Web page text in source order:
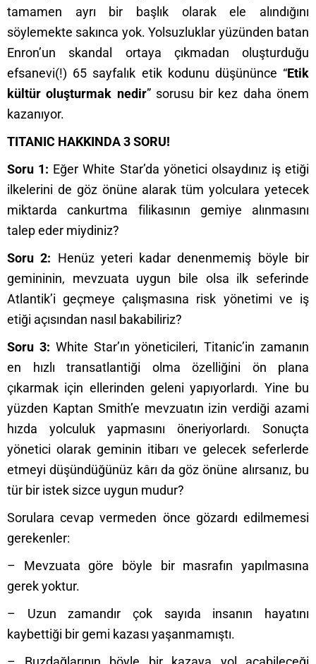
tamamen ayrı bir başlık olarak ele alındığını
söylemekte sakınca yok. Yolsuzluklar yüzünden batan
Enron’un skandal ortaya çıkmadan oluşturduğu
efsanevi(!) 65 sayfalık etik kodunu düşününce “Etik
kültür oluşturmak nedir” sorusu bir kez daha önem
kazanıyor.
TITANIC HAKKINDA 3 SORU!
Soru 1: Eğer White Star’da yönetici olsaydınız iş etiği
ilkelerini de göz önüne alarak tüm yolculara yetecek
miktarda cankurtma filikasının gemiye alınmasını
talep eder miydiniz?
Soru 2: Henüz yeteri kadar denenmemiş böyle bir
gemininin, mevzuata uygun bile olsa ilk seferinde
Atlantik’i geçmeye çalışmasına risk yönetimi ve iş
etiği açısından nasıl bakabiliriz?
Soru 3: White Star’ın yöneticileri, Titanic’in zamanın
en hızlı transatlantiği olma özelliğini ön plana
çıkarmak için ellerinden geleni yapıyorlardı. Yine bu
yüzden Kaptan Smith’e mevzuatın izin verdiği azami
hızda yolculuk yapmasını öneriyorlardı. Sonuçta
yönetici olarak geminin itibarı ve gelecek seferlerde
etmeyi düşündüğünüz kârı da göz önüne alırsanız, bu
tür bir istek sizce uygun mudur?
Sorulara cevap vermeden önce gözardı edilmemesi
gerekenler:
– Mevzuata göre böyle bir masrafın yapılmasına
gerek yoktur.
– Uzun zamandır çok sayıda insanın hayatını
kaybettiği bir gemi kazası yaşanmamıştı.